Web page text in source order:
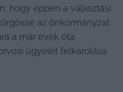
hogy éppen a választási
az önkormányzat
a már évek óta
ügyelet felkarolása.